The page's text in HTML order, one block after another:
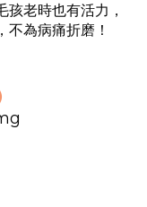
孩老時也有活力，
不為病痛折磨！